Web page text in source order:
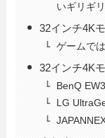
いギリギ
32インチ4K
ゲームで
32インチ4K
BenQ
LG